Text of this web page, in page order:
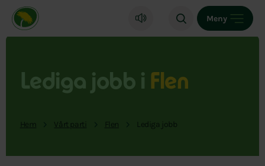
Miljöpartiet de gröna, startsida
Meny
Lediga jobb i Flen
Hem Vårt parti Flen Lediga jobb